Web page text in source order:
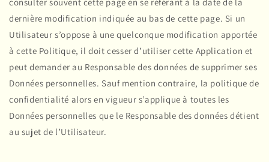
dernière modification indiquée au bas de cette page. Si un
Utilisateur s’oppose à une quelconque modification apportée
à cette Politique, il doit cesser d’utiliser cette Application et
peut demander au Responsable des données de supprimer ses
Données personnelles. Sauf mention contraire, la politique de
confidentialité alors en vigueur s’applique à toutes les
Données personnelles que le Responsable des données détient
au sujet de l’Utilisateur.